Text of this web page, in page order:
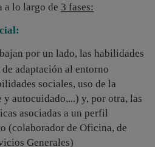
a lo largo de 3 fases:
por un lado, las habilidades
adaptación al entorno
sociales, uso de la
autocuidado,...) y, por otra, las
asociadas a un perfil
(colaborador de Oficina, de
Generales)